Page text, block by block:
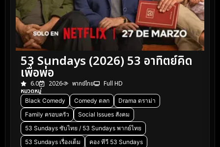
53 Sundays (2026) 53 อาทิตย์คิด
เพื่อพ่อ
6.0 2026 พากย์ไทย
Full HD
หมวดหมู่
Black Comedy Comedy ตลก
Drama ดราม่า
Family ครอบครัว
Social Issues สังคม
53 Sundays ซับไทย / 53 Sundays พากย์ไทย
53 Sundays เรื่องเต็ม
คอง ทีวี 53 Sundays